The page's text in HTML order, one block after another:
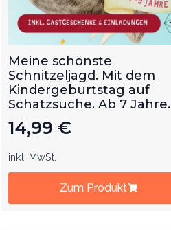
Meine schönste
Schnitzeljagd. Mit dem
Kindergeburtstag auf
Schatzsuche. Ab 7 Jahre.
14,99 €
inkl. MwSt.
Zum Produkt